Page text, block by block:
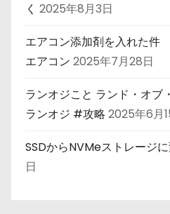
く 2025年8月3日
エアコン添加剤を入れた
エアコン 2025年7月28日
ランオジこと ランド・オ
ランオジ #攻略 2025年6月
SSDからNVMeストレージに
日